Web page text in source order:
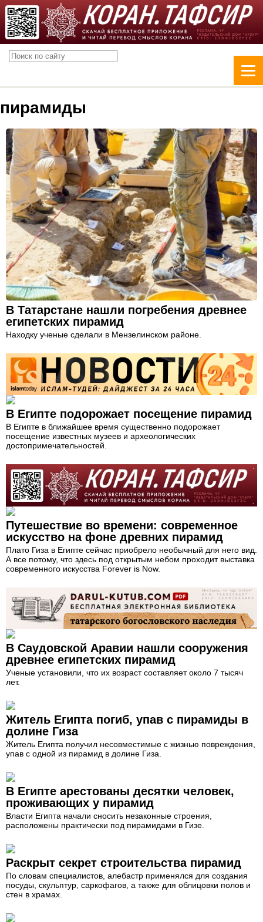
пирамиды
В Татарстане нашли погребения древнее
египетских пирамид
Находку ученые сделали в Мензелинском районе.
В Египте подорожает посещение пирамид
В Египте в ближайшее время существенно подорожает
посещение известных музеев и археологических
достопримечательностей.
Путешествие во времени: современное
искусство на фоне древних пирамид
Плато Гиза в Египте сейчас приобрело необычный для него вид.
А все потому, что здесь под открытым небом проходит выставка
современного искусства Forever is Now.
В Саудовской Аравии нашли сооружения
древнее египетских пирамид
Ученые установили, что их возраст составляет около 7 тысяч
лет.
Житель Египта погиб, упав с пирамиды в
долине Гиза
Житель Египта получил несовместимые с жизнью повреждения,
упав с одной из пирамид в долине Гиза.
В Египте арестованы десятки человек,
проживающих у пирамид
Власти Египта начали сносить незаконные строения,
расположены практически под пирамидами в Гизе.
Раскрыт секрет строительства пирамид
По словам специалистов, алебастр применялся для создания
посуды, скульптур, саркофагов, а также для облицовки полов и
стен в храмах.